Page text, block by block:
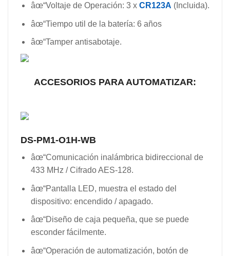
âœ“Voltaje de Operación: 3 x CR123A (Incluida).
âœ“Tiempo util de la batería: 6 años
âœ“Tamper antisabotaje.
ACCESORIOS PARA AUTOMATIZAR:
DS-PM1-O1H-WB
âœ“Comunicación inalámbrica bidireccional de
433 MHz / Cifrado AES-128.
âœ“Pantalla LED, muestra el estado del
dispositivo: encendido / apagado.
âœ“Diseño de caja pequeña, que se puede
esconder fácilmente.
âœ“Operación de automatización, botón de